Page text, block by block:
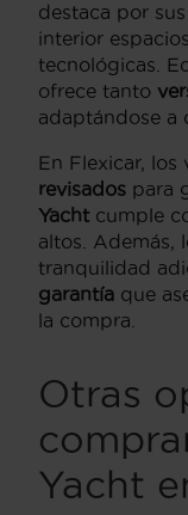
destaca por
interior
tecnológicas.
ofrece tanto
adaptándose a
En Flexicar, los
revisados para
Yacht cumple
altos. Además,
tranquilidad
garantía que
la compra.
Otras
Yacht